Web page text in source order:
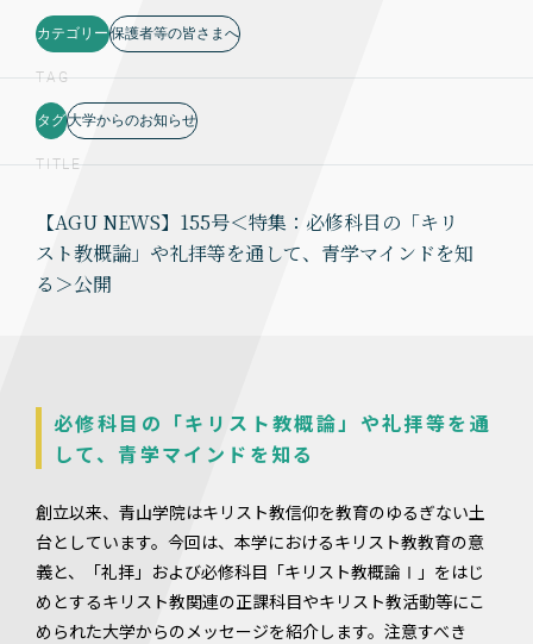
カテゴリー 保護者等の皆さまへ
TAG
タグ大学からのお知らせ
TITLE
【AGU NEWS】155号＜特集：必修科目の「キリ
スト教概論」や礼拝等を通して、⻘学マインドを知
る＞公開
必修科目の「キリスト教概論」や礼拝等を通
して、⻘学マインドを知る
創立以来、青山学院はキリスト教信仰を教育のゆるぎない土
台としています。今回は、本学におけるキリスト教教育の意
義と、「礼拝」および必修科目「キリスト教概論Ⅰ」をはじ
めとするキリスト教関連の正課科目やキリスト教活動等にこ
められた大学からのメッセージを紹介します。注意すべき